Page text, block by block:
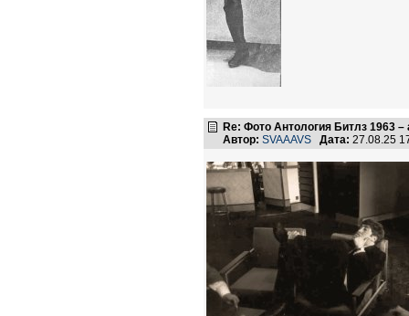
Re: Фото Антология Битлз 1963 –
Автор: SVAAAVS Дата: 27.08.25